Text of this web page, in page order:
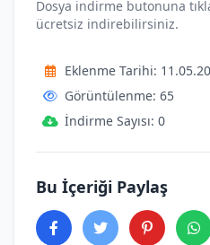
Dosya indirme butonuna
ücretsiz indirebilirsiniz.
Eklenme Tarihi:
Görüntülenme: 65
İndirme Sayısı: 0
Bu İçeriği Paylaş